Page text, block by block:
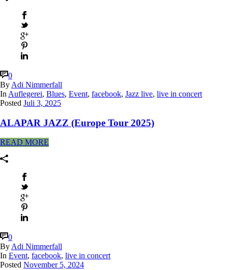
0
By Adi Nimmerfall
In Auflegerei, Blues, Event, facebook, Jazz live, live in concert
Posted Juli 3, 2025
ALAPAR JAZZ (Europe Tour 2025)
READ MORE
0
By Adi Nimmerfall
In Event, facebook, live in concert
Posted November 5, 2024